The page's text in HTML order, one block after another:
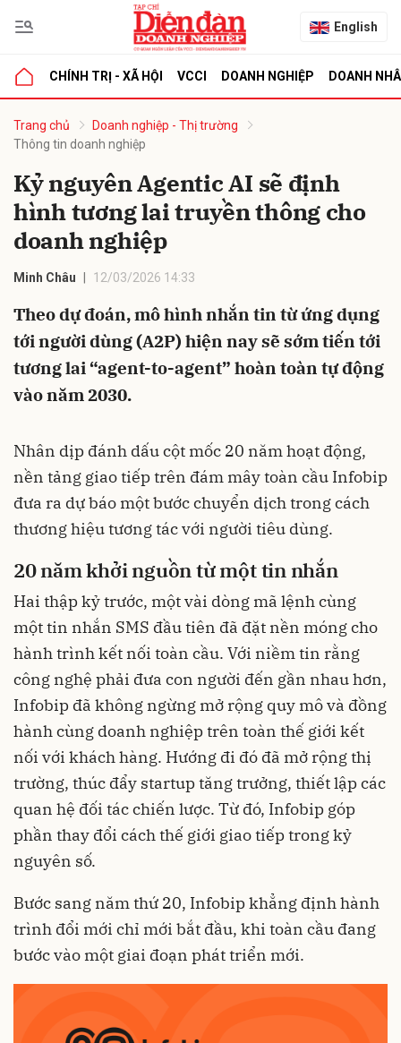
English
CHÍNH TRỊ - XÃ HỘI VCCI DOANH NGHIỆP DOANH
Trang chủ
Doanh nghiệp - Thị trường
Thông tin doanh nghiệp
Kỷ nguyên Agentic AI sẽ định
hình tương lai truyền thông cho
doanh nghiệp
Minh Châu 12/03/2026 14:33
Theo dự đoán, mô hình nhắn tin từ ứng dụng
tới người dùng (A2P) hiện nay sẽ sớm tiến tới
tương lai “agent-to-agent” hoàn toàn tự động
vào năm 2030.
Nhân dịp đánh dấu cột mốc 20 năm hoạt động,
nền tảng giao tiếp trên đám mây toàn cầu Infobip
đưa ra dự báo một bước chuyển dịch trong cách
thương hiệu tương tác với người tiêu dùng.
20 năm khởi nguồn từ một tin nhắn
Hai thập kỷ trước, một vài dòng mã lệnh cùng
một tin nhắn SMS đầu tiên đã đặt nền móng cho
hành trình kết nối toàn cầu. Với niềm tin rằng
công nghệ phải đưa con người đến gần nhau hơn,
Infobip đã không ngừng mở rộng quy mô và đồng
hành cùng doanh nghiệp trên toàn thế giới kết
nối với khách hàng. Hướng đi đó đã mở rộng thị
trường, thúc đẩy startup tăng trưởng, thiết lập các
quan hệ đối tác chiến lược. Từ đó, Infobip góp
phần thay đổi cách thế giới giao tiếp trong kỷ
nguyên số.
Bước sang năm thứ 20, Infobip khẳng định hành
trình đổi mới chỉ mới bắt đầu, khi toàn cầu đang
bước vào một giai đoạn phát triển mới.
luận